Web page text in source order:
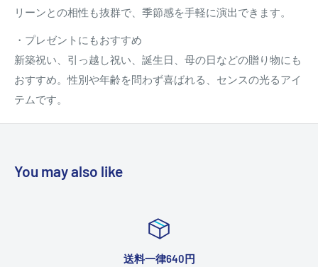
リーンとの相性も抜群で、季節感を手軽に演出できます。
・プレゼントにもおすすめ
新築祝い、引っ越し祝い、誕生日、母の日などの贈り物にも
おすすめ。性別や年齢を問わず喜ばれる、センスの光るアイ
テムです。
You may also like
送料一律640円